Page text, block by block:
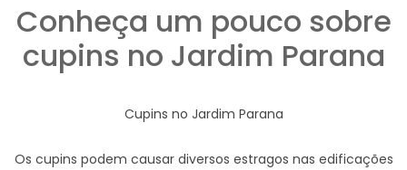
Conheça um pouco sobre
cupins no Jardim Parana
Cupins no Jardim Parana
Os cupins podem causar diversos estragos nas edificações